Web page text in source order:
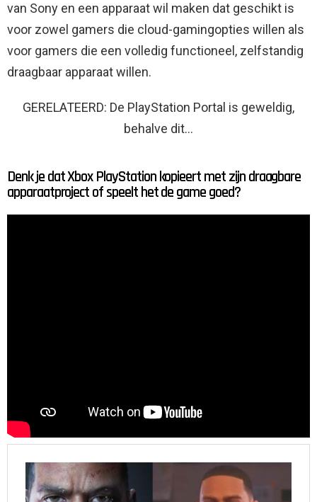
van Sony en een apparaat wil maken dat geschikt is
voor zowel gamers die cloud-gamingopties willen als
voor gamers die een volledig functioneel, zelfstandig
draagbaar apparaat willen.
GERELATEERD: De PlayStation Portal is geweldig,
behalve dit…
Denk je dat Xbox PlayStation kopieert met zijn draagbare
apparaatproject of speelt het de game goed?